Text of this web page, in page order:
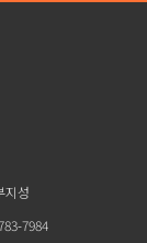
지성
7984